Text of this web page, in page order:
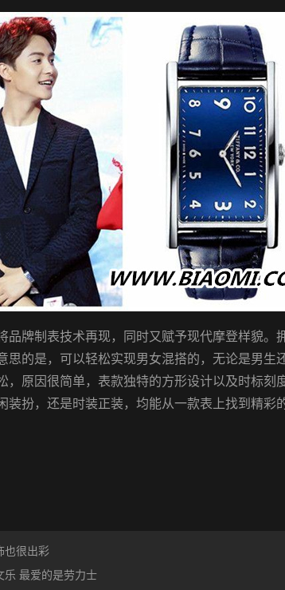
品牌制表技术再现，同时又赋予现代摩登样貌。
思的是，可以轻松实现男女混搭的，无论是男生
，原因很简单，表款独特的方形设计以及时标刻
装扮，还是时装正装，均能从一款表上找到精彩
也很出彩
乐 最爱的是劳力士